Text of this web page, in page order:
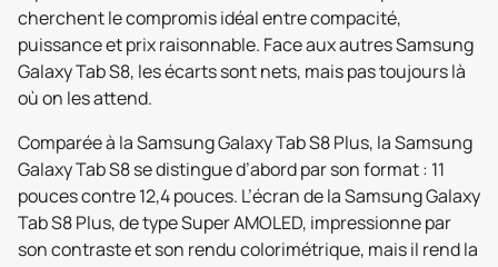
cherchent le compromis idéal entre compacité,
puissance et prix raisonnable. Face aux autres Samsung
Galaxy Tab S8, les écarts sont nets, mais pas toujours là
où on les attend.
Comparée à la Samsung Galaxy Tab S8 Plus, la Samsung
Galaxy Tab S8 se distingue d’abord par son format : 11
pouces contre 12,4 pouces. L’écran de la Samsung Galaxy
Tab S8 Plus, de type Super AMOLED, impressionne par
son contraste et son rendu colorimétrique, mais il rend la